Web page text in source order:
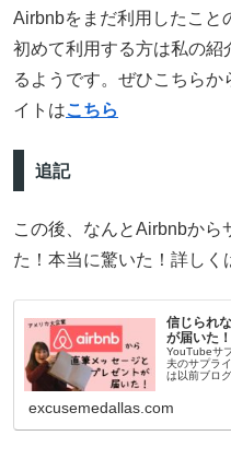
Airbnbをまだ利用したこと
初めて利用する方は私の紹
るようです。ぜひこちら
イトはこちら
追記
この後、なんとAirbnbから
た！本当に驚いた！詳しく
信じられ
が届いた！
YouTubeサ
夫のサプラ
は以前ブロ
excusemedallas.com